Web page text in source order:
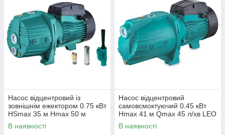
Насос відцентровий із
зовнішнім ежектором 0.75 кВт
HSmax 35 м Hmax 50 м
Qmax 30 л/хв (зовнішній
ежектор Ø96 мм) LEO 3.0
В наявності
Насос відцентровий
самовсмоктуючий 0.45 кВт
Hmax 41 м Qmax 45 л/хв LEO
3.0 AJm45
В наявності